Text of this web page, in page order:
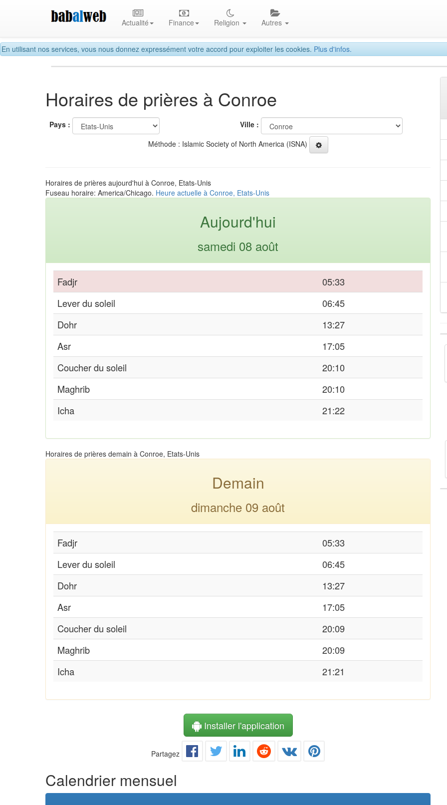
En utilisant nos services, vous nous donnez expressément votre accord pour exploiter les cookies. Plus d'infos.
Actualité Finance Religion Autres
Horaires de prières à Conroe
Pays :
Ville :
Méthode : Islamic Society of North America (ISNA)
Horaires de prières aujourd'hui à Conroe, Etats-Unis
Fuseau horaire: America/Chicago. Heure actuelle à Conroe, Etats-Unis
Aujourd'hui
samedi 08 août
Fadjr
05:33
Lever du soleil
06:45
Dohr
13:27
Asr
17:05
Coucher du soleil
20:10
Maghrib
20:10
Icha
21:22
Horaires de prières demain à Conroe, Etats-Unis
Demain
dimanche 09 août
Fadjr
05:33
Lever du soleil
06:45
Dohr
13:27
Asr
17:05
Coucher du soleil
20:09
Maghrib
20:09
Icha
21:21
Installer l'application
Partagez
Calendrier mensuel